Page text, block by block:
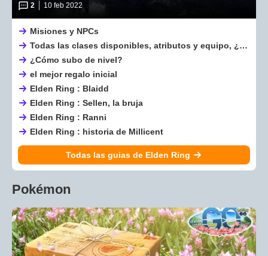
2 10 feb 2022
Misiones y NPCs
Todas las clases disponibles, atributos y equipo, ¿cuál es la mejor opción?
¿Cómo subo de nivel?
el mejor regalo inicial
Elden Ring : Blaidd
Elden Ring : Sellen, la bruja
Elden Ring : Ranni
Elden Ring : historia de Millicent
Todas las guias de Elden Ring
Pokémon